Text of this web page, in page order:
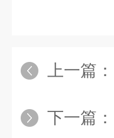
上一篇：
下一篇：